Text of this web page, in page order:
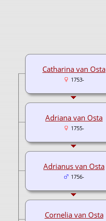
Catharina van Osta
1753-
Adriana van Osta
1755-
Adrianus van Osta
1756-
Cornelia van Osta